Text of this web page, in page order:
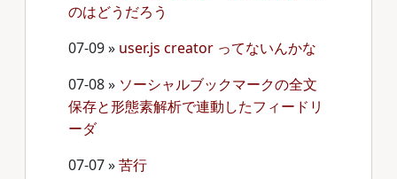
のはどうだろう
07-09» user.js creator ってないんかな
07-08» ソーシャルブックマークの全文
保存と形態素解析で連動したフィードリ
ーダ
07-07»苦行